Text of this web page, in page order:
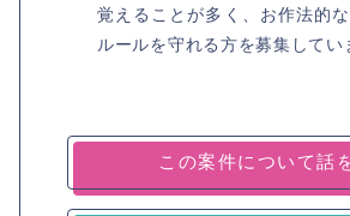
覚えることが多く、お作法的
ルールを守れる方を募集してい